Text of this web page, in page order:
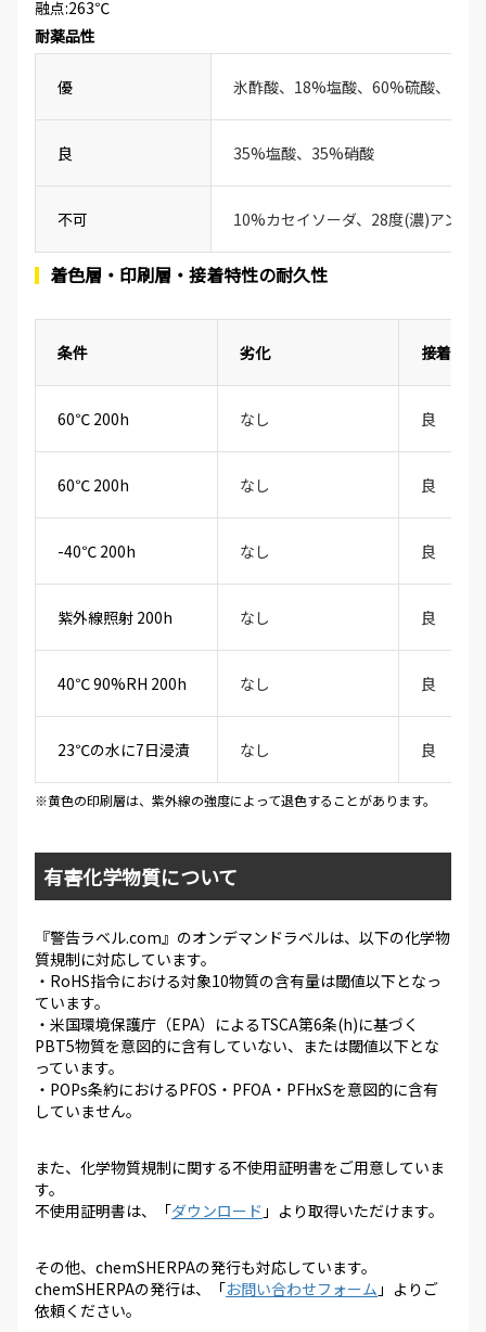
融点:263℃
耐薬品性
優 氷酢酸、18%塩酸、60%硫酸、
良 35%塩酸、35%硝酸
不可 10%カセイソーダ、28度(濃)アンモ
着色層・印刷層・接着特性の耐久性
条件 劣化 接着性
60℃ 200h なし 良
60℃ 200h なし 良
-40℃ 200h なし 良
紫外線照射 200h なし 良
40℃ 90%RH 200h なし 良
23℃の水に7日浸漬 なし 良
※黄色の印刷層は、紫外線の強度によって退色することがあります。
有害化学物質について
『警告ラベル.com』のオンデマンドラベルは、以下の化学物
質規制に対応しています。
・RoHS指令における対象10物質の含有量は閾値以下となっ
ています。
・米国環境保護庁（EPA）によるTSCA第6条(h)に基づく
PBT5物質を意図的に含有していない、または閾値以下とな
っています。
・POPs条約におけるPFOS・PFOA・PFHxSを意図的に含有
していません。
また、化学物質規制に関する不使用証明書をご用意していま
す。
不使用証明書は、「ダウンロード 」より取得いただけます。
その他、chemSHERPAの発行も対応しています。
chemSHERPAの発行は、「お問い合わせフォーム 」よりご
依頼ください。